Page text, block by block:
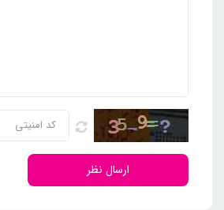
ارسال نظر